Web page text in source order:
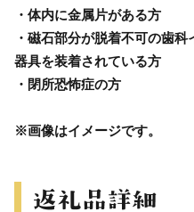
・体内に金属片がある方
・磁石部分が脱着不可の歯
器具を装着されている方
・閉所恐怖症の方
※画像はイメージです。